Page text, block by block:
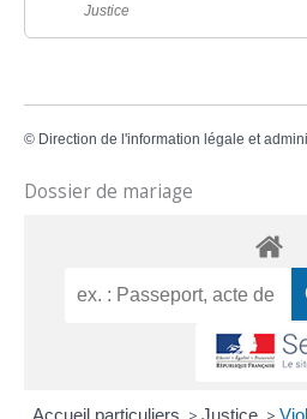
Justice
© Direction de l'information légale et
Dossier de mariage